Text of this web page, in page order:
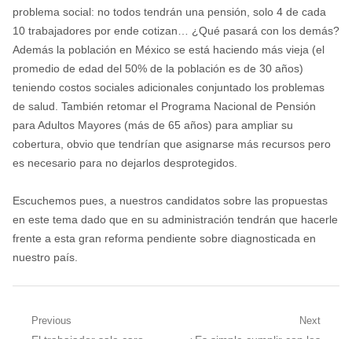
problema social: no todos tendrán una pensión, solo 4 de cada
10 trabajadores por ende cotizan… ¿Qué pasará con los demás?
Además la población en México se está haciendo más vieja (el
promedio de edad del 50% de la población es de 30 años)
teniendo costos sociales adicionales conjuntado los problemas
de salud. También retomar el Programa Nacional de Pensión
para Adultos Mayores (más de 65 años) para ampliar su
cobertura, obvio que tendrían que asignarse más recursos pero
es necesario para no dejarlos desprotegidos.
Escuchemos pues, a nuestros candidatos sobre las propuestas
en este tema dado que en su administración tendrán que hacerle
frente a esta gran reforma pendiente sobre diagnosticada en
nuestro país.
Navegación
Previous
Next